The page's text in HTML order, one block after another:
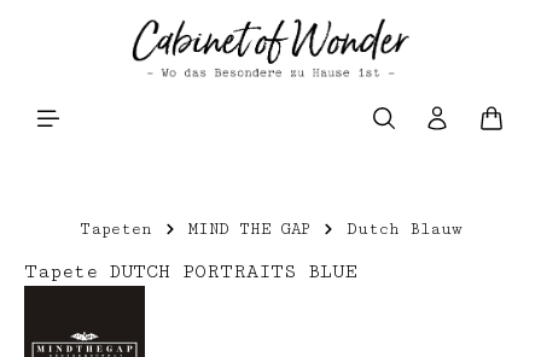
Zum Hauptinhalt springen
Tapeten MIND THE GAP Dutch Blauw
Tapete DUTCH PORTRAITS BLUE